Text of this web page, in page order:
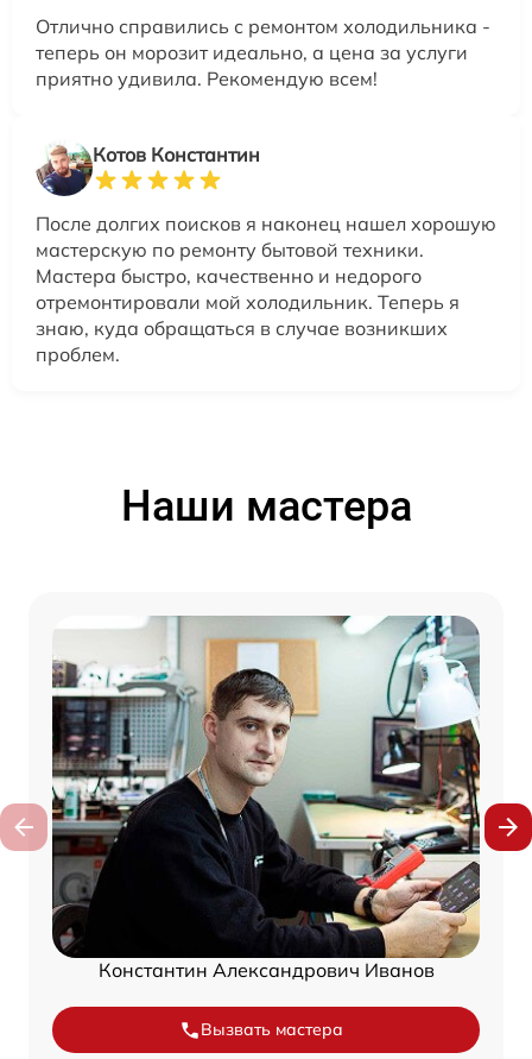
Отлично справились с ремонтом холодильника -
теперь он морозит идеально, а цена за услуги
приятно удивила. Рекомендую всем!
Котов Константин
После долгих поисков я наконец нашел хорошую
мастерскую по ремонту бытовой техники.
Мастера быстро, качественно и недорого
отремонтировали мой холодильник. Теперь я
знаю, куда обращаться в случае возникших
проблем.
Наши мастера
Константин Александрович Иванов
Вызвать мастера